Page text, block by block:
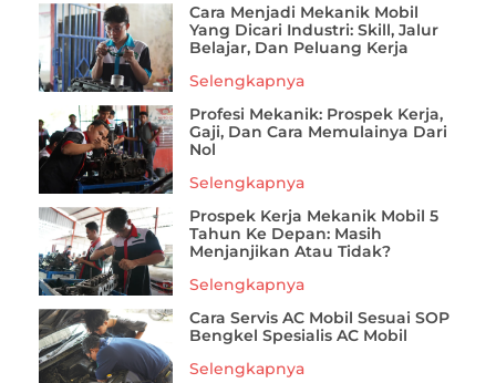
Cara Menjadi Mekanik Mobil
Yang Dicari Industri: Skill, Jalur
Belajar, Dan Peluang Kerja
Selengkapnya
Profesi Mekanik: Prospek Kerja,
Gaji, Dan Cara Memulainya Dari
Nol
Selengkapnya
Prospek Kerja Mekanik Mobil 5
Tahun Ke Depan: Masih
Menjanjikan Atau Tidak?
Selengkapnya
Cara Servis AC Mobil Sesuai SOP
Bengkel Spesialis AC Mobil
Selengkapnya